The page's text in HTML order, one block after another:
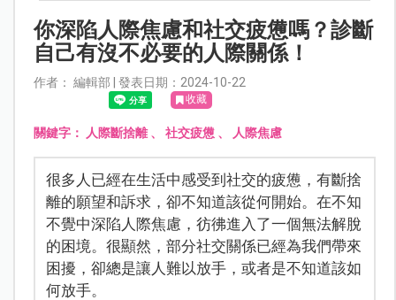
你深陷人際焦慮和社交疲憊嗎？診斷
自己有沒不必要的人際關係！
作者： 編輯部 | 發表日期：2024-10-22
收藏
關鍵字： 人際斷捨離、 社交疲憊、 人際焦慮
很多人已經在生活中感受到社交的疲憊，有斷捨
離的願望和訴求，卻不知道該從何開始。在不知
不覺中深陷人際焦慮，彷彿進入了一個無法解脫
的困境。很顯然，部分社交關係已經為我們帶來
困擾，卻總是讓人難以放手，或者是不知道該如
何放手。